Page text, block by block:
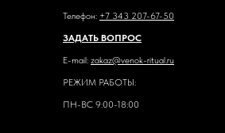
Телефон: +7 343 207-67-50
ЗАДАТЬ ВОПРОС
E-mail: zakaz@venok-ritual.ru
РЕЖИМ РАБОТЫ:
ПН-ВС 9:00-18:00